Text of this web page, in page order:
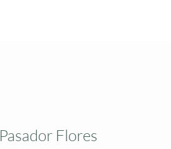
Pasador Flores